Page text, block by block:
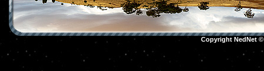
Copyright NedNet